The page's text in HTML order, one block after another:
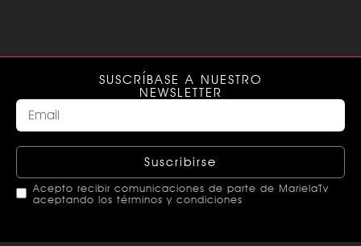
SUSCRÍBASE A NUESTRO
NEWSLETTER
Suscribirse
Acepto recibir comunicaciones de parte de MarielaTv
aceptando los términos y condiciones